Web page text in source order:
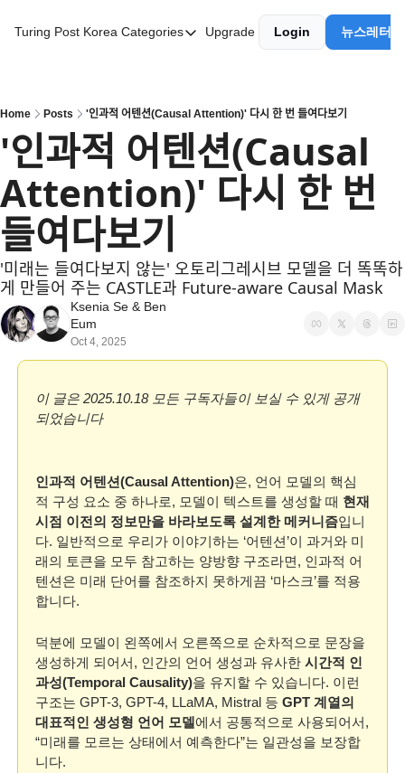
Turing Post Korea Categories
Categories
AI 에이전트
AI 101
AI Infra Unicorns
Community Twist
GenAI Unicorns
Upgrade Login 뉴스레터
Home Posts '인과적 어텐션(Causal Attention)' 다시 한 번 들여다보기
'인과적 어텐션(Causal
Attention)' 다시 한 번
들여다보기
'미래는 들여다보지 않는' 오토리그레시브 모델을 더 똑똑하
게 만들어 주는 CASTLE과 Future-aware Causal Mask
Ksenia Se & Ben
Eum
Oct 4, 2025
이 글은 2025.10.18 모든 구독자들이 보실 수 있게 공개
되었습니다
인과적 어텐션(Causal Attention)은, 언어 모델의 핵심
적 구성 요소 중 하나로, 모델이 텍스트를 생성할 때 현재
시점 이전의 정보만을 바라보도록 설계한 메커니즘입니
다. 일반적으로 우리가 이야기하는 ‘어텐션’이 과거와 미
래의 토큰을 모두 참고하는 양방향 구조라면, 인과적 어
텐션은 미래 단어를 참조하지 못하게끔 ‘마스크’를 적용
합니다.
덕분에 모델이 왼쪽에서 오른쪽으로 순차적으로 문장을
생성하게 되어서, 인간의 언어 생성과 유사한 시간적 인
과성(Temporal Causality)을 유지할 수 있습니다. 이런
구조는 GPT-3, GPT-4, LLaMA, Mistral 등 GPT 계열의
대표적인 생성형 언어 모델에서 공통적으로 사용되어서,
“미래를 모르는 상태에서 예측한다”는 일관성을 보장합
니다.